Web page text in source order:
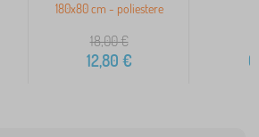
180x80 cm - poliestere
18,00€
12,80 €